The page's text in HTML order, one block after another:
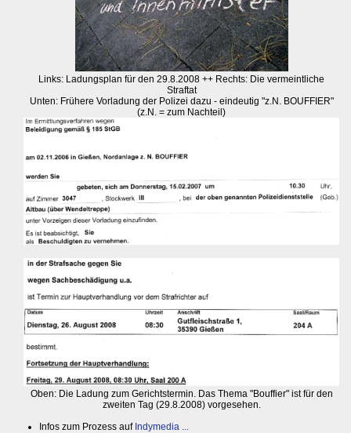
Links: Ladungsplan für den 29.8.2008 ++ Rechts: Die vermeintliche
Straftat
Unten: Frühere Vorladung der Polizei dazu - eindeutig "z.N. BOUFFIER"
(z.N. = zum Nachteil)
Oben: Die Ladung zum Gerichtstermin. Das Thema "Bouffier" ist für den
zweiten Tag (29.8.2008) vorgesehen.
Infos zum Prozess auf Indymedia ...